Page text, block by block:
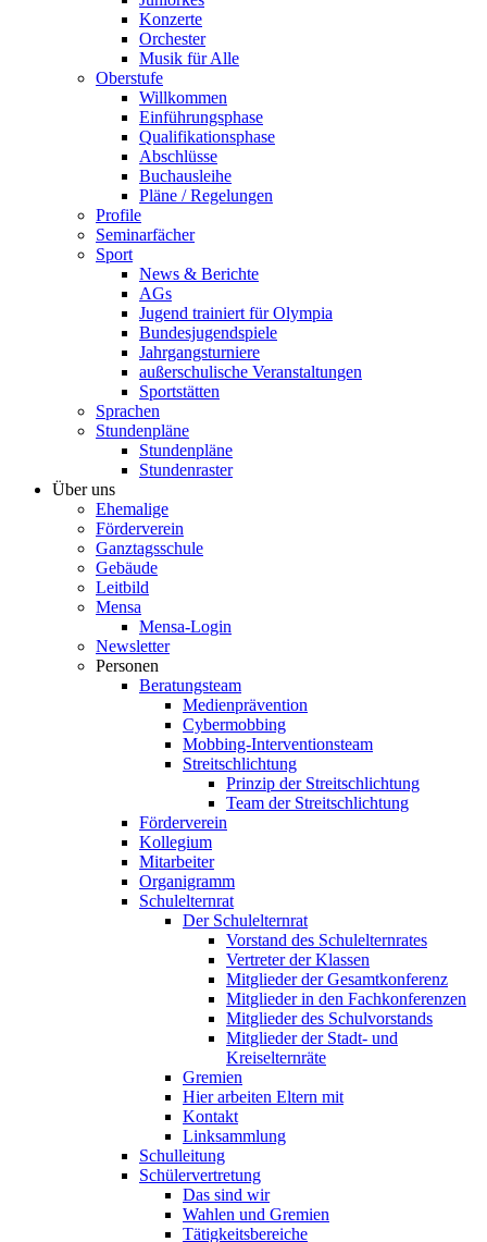
Konzerte
Orchester
Musik für Alle
Oberstufe
Willkommen
Einführungsphase
Qualifikationsphase
Abschlüsse
Buchausleihe
Pläne / Regelungen
Profile
Seminarfächer
Sport
News & Berichte
AGs
Jugend trainiert für Olympia
Bundesjugendspiele
Jahrgangsturniere
außerschulische Veranstaltungen
Sportstätten
Sprachen
Stundenpläne
Stundenpläne
Stundenraster
Über uns
Ehemalige
Förderverein
Ganztagsschule
Gebäude
Leitbild
Mensa
Mensa-Login
Newsletter
Personen
Beratungsteam
Medienprävention
Cybermobbing
Mobbing-Interventionsteam
Streitschlichtung
Prinzip der Streitschlichtung
Team der Streitschlichtung
Förderverein
Kollegium
Mitarbeiter
Organigramm
Schulelternrat
Der Schulelternrat
Vorstand des Schulelternrates
Vertreter der Klassen
Mitglieder der Gesamtkonferenz
Mitglieder in den Fachkonferenzen
Mitglieder des Schulvorstands
Mitglieder der Stadt- und
Kreiselternräte
Gremien
Hier arbeiten Eltern mit
Kontakt
Linksammlung
Schulleitung
Schülervertretung
Das sind wir
Wahlen und Gremien
Tätigkeitsbereiche